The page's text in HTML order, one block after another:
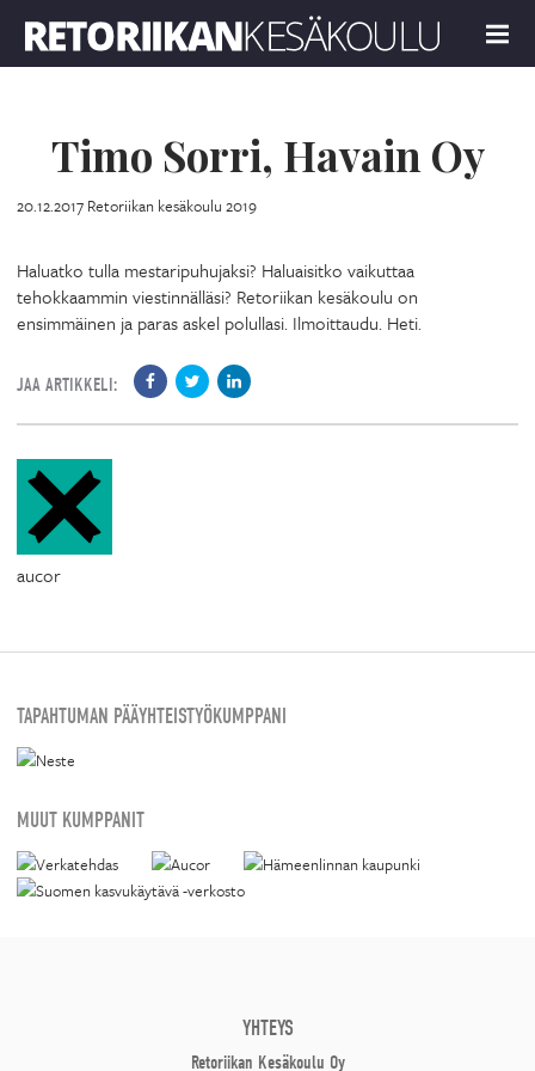
MENU
Timo Sorri, Havain Oy
20.12.2017 Retoriikan kesäkoulu 2019
Haluatko tulla mestaripuhujaksi? Haluaisitko vaikuttaa
tehokkaammin viestinnälläsi? Retoriikan kesäkoulu on
ensimmäinen ja paras askel polullasi. Ilmoittaudu. Heti.
JAA ARTIKKELI:
aucor
TAPAHTUMAN PÄÄYHTEISTYÖKUMPPANI
MUUT KUMPPANIT
YHTEYS
Retoriikan Kesäkoulu Oy